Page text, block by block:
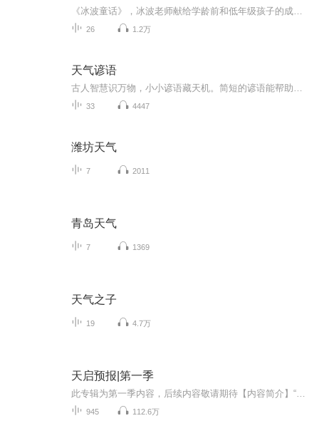
26 1.2万
天气谚语
33 4447
潍坊天气
7 2011
青岛天气
7 1369
天气之子
19 4.7万
天启预报|第一季
945 112.6万